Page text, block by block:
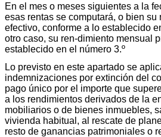
En el mes o meses siguientes a la
esas rentas se computará, o bien su
efectivo, conforme a lo establecido
otro caso, su ren-dimiento mensual
establecido en el número 3.º
Lo previsto en este apartado se
indemnizaciones por extinción del
pago único por el importe que
a los rendimientos derivados de la
mobiliarios o de bienes inmuebles,
vivienda habitual, al rescate de
resto de ganancias patrimoniales o